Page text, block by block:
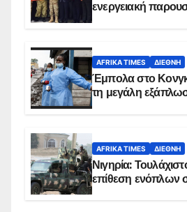
ενεργειακή
AFRIKA TIMES ΔΙΕΘΝΉ
Έμπολα στο
τη μεγάλη
AFRIKA TIMES ΔΙΕΘΝΉ
Νιγηρία:
επίθεση ενόπλων